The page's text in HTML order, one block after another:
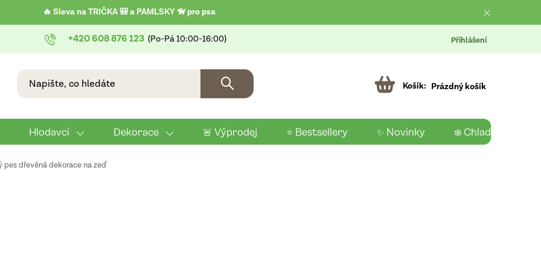
🔥 Sleva na TRIČKA 🎒 a PAMLSKY 🦮 pro psa
+420 608 876 123 Přihlášení
Prázdný košík
Hlodavci Dekorace 🚨 Výprodej ⭐ Bestsellery ✨ Novinky ❄️ Chladící
pes dřevěná dekorace na zeď